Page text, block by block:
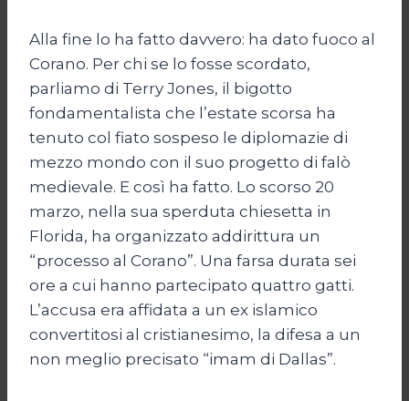
Alla fine lo ha fatto davvero: ha dato fuoco al
Corano. Per chi se lo fosse scordato,
parliamo di Terry Jones, il bigotto
fondamentalista che l’estate scorsa ha
tenuto col fiato sospeso le diplomazie di
mezzo mondo con il suo progetto di falò
medievale. E così ha fatto. Lo scorso 20
marzo, nella sua sperduta chiesetta in
Florida, ha organizzato addirittura un
“processo al Corano”. Una farsa durata sei
ore a cui hanno partecipato quattro gatti.
L’accusa era affidata a un ex islamico
convertitosi al cristianesimo, la difesa a un
non meglio precisato “imam di Dallas”.